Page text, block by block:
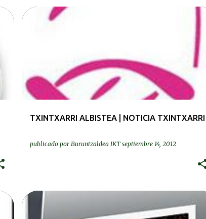
TXINTXARRI ALBISTEA | NOTICIA TXINTXARRI
publicado por Buruntzaldea IKT septiembre 14, 2012
ARGAZKIAK | FOTOS